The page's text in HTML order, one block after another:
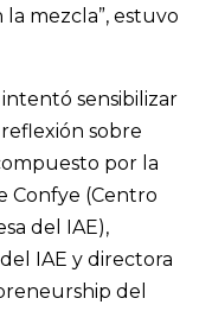
mezcla”, estuvo
sensibilizar
sobre
por la
Confye (Centro
del IAE),
IAE y directora
del